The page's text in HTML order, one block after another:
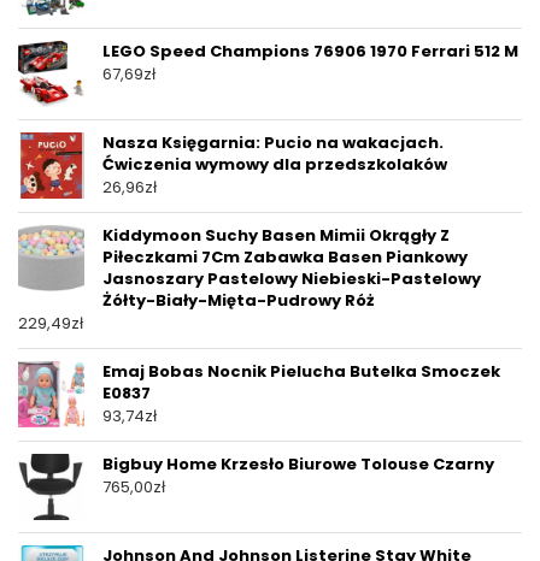
LEGO Speed Champions 76906 1970 Ferrari 512 M
67,69zł
Nasza Księgarnia: Pucio na wakacjach.
Ćwiczenia wymowy dla przedszkolaków
26,96zł
Kiddymoon Suchy Basen Mimii Okrągły Z
Piłeczkami 7Cm Zabawka Basen Piankowy
Jasnoszary Pastelowy Niebieski-Pastelowy
Żółty-Biały-Mięta-Pudrowy Róż
229,49zł
Emaj Bobas Nocnik Pielucha Butelka Smoczek
E0837
93,74zł
Bigbuy Home Krzesło Biurowe Tolouse Czarny
765,00zł
Johnson And Johnson Listerine Stay White